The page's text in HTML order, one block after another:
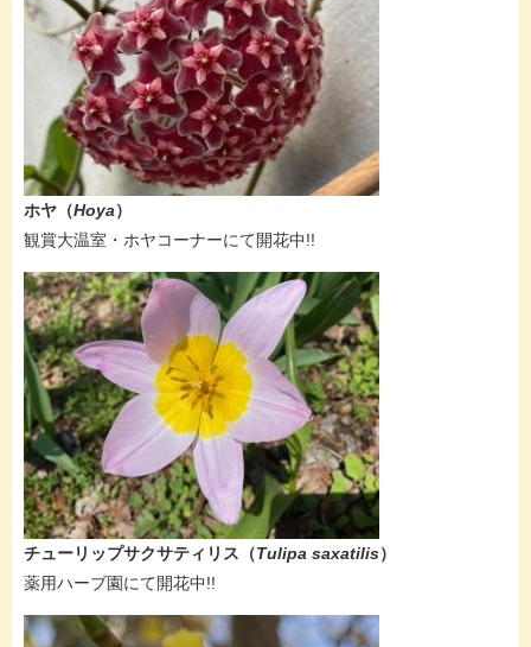
ホヤ​（Hoya）
​観賞大温室・ホヤコーナーにて開花中!!
​チューリップサクサティリス （Tulipa saxatilis​​）
​薬用ハーブ園にて開花中!!​